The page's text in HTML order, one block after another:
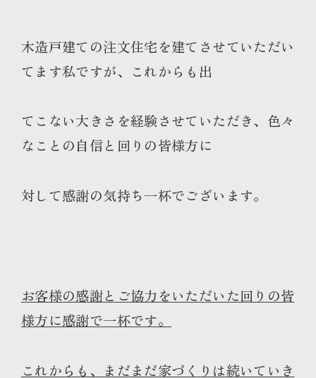
木造戸建ての注文住宅を建てさせていただい
てます私ですが、これからも出
てこない大きさを経験させていただき、色々
なことの自信と回りの皆様方に
対して感謝の気持ち一杯でございます。
お客様の感謝とご協力をいただいた回りの皆
様方に感謝で一杯です。
これからも、まだまだ家づくりは続いていき